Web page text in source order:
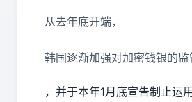
从去年底开端，
韩国逐渐加强对加密钱银的监
，并于本年1月底宣告制止运